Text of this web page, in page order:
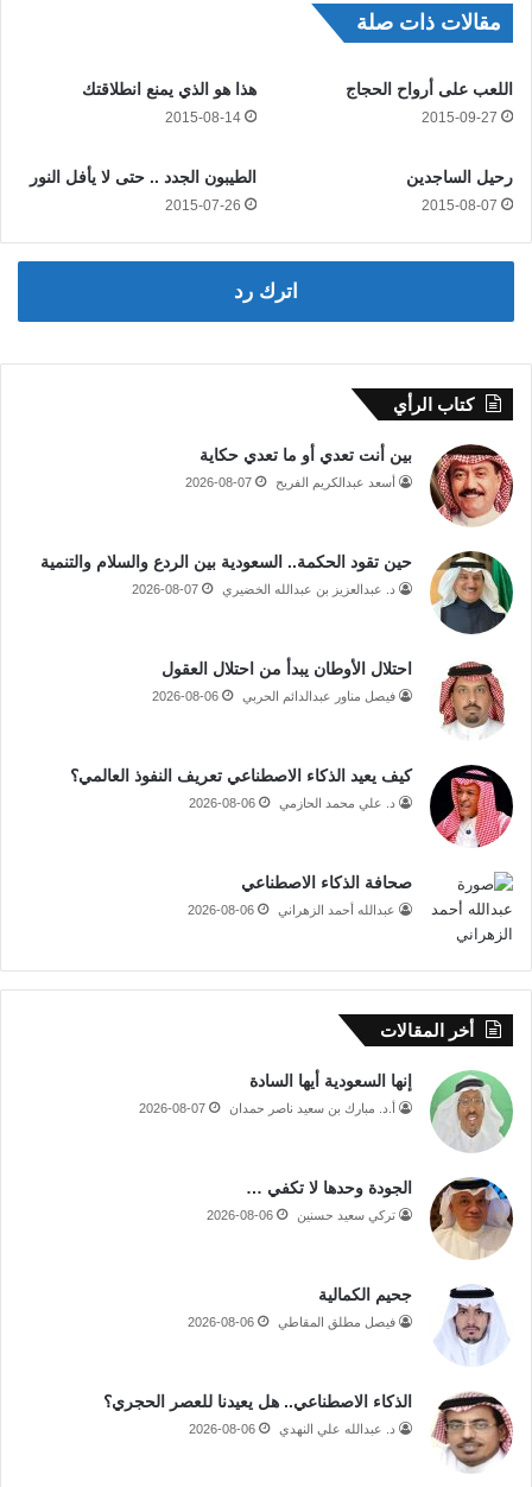
مقالات ذات صلة
اللعب على أرواح الحجاج
2015-09-27
هذا هو الذي يمنع انطلاقتك
2015-08-14
رحيل الساجدين
2015-08-07
الطيبون الجدد .. حتى لا يأفل النور
2015-07-26
اترك رد
كتاب الرأي
بين أنت تعدي أو ما تعدي حكاية
أسعد عبدالكريم الفريح 2026-08-07
حين تقود الحكمة.. السعودية بين الردع والسلام والتنمية
د. عبدالعزيز بن عبدالله الخضيري 2026-08-07
احتلال الأوطان يبدأ من احتلال العقول
فيصل مناور عبدالدائم الحربي 2026-08-06
كيف يعيد الذكاء الاصطناعي تعريف النفوذ العالمي؟
د. علي محمد الحازمي 2026-08-06
صحافة الذكاء الاصطناعي
عبدالله أحمد الزهراني 2026-08-06
أخر المقالات
إنها السعودية أيها السادة
أ.د. مبارك بن سعيد ناصر حمدان 2026-08-07
الجودة وحدها لا تكفي …
تركي سعيد حسنين 2026-08-06
جحيم الكمالية
فيصل مطلق المقاطي 2026-08-06
الذكاء الاصطناعي.. هل يعيدنا للعصر الحجري؟
د. عبدالله علي النهدي 2026-08-06